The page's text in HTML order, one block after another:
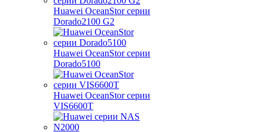
Huawei OceanStor серии
Dorado2100 G2
Huawei OceanStor серии
Dorado5100
Huawei OceanStor серии
VIS6600T